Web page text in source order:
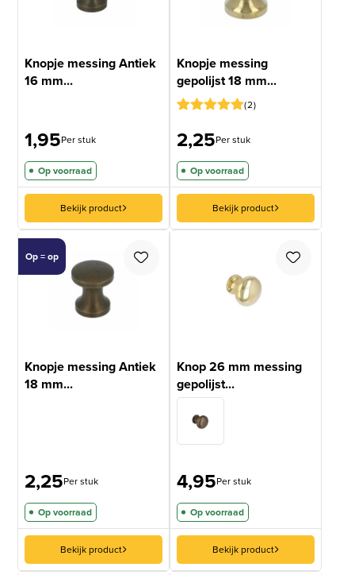
Knopje messing Antiek
16 mm...
1,95Per stuk
Op voorraad
Bekijk product
Knopje messing
gepolijst 18 mm...
5op 5
gebaseerd
op
klantbeoordeling
2
2,25Per stuk
Op voorraad
Bekijk product
Op = op
Knopje messing Antiek
18 mm...
2,25Per stuk
Op voorraad
Bekijk product
Knop 26 mm messing
gepolijst...
4,95Per stuk
Op voorraad
Bekijk product